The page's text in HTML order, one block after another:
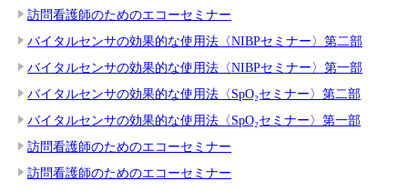
訪問看護師のためのエコーセミナー
バイタルセンサの効果的な使用法〈NIBPセミナー〉第二部
バイタルセンサの効果的な使用法〈NIBPセミナー〉第一部
バイタルセンサの効果的な使用法〈SpO₂セミナー〉第二部
バイタルセンサの効果的な使用法〈SpO₂セミナー〉第一部
訪問看護師のためのエコーセミナー
訪問看護師のためのエコーセミナー